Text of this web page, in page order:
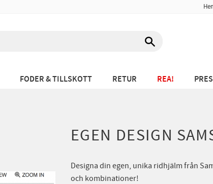
FODER & TILLSKOTT RETUR REA!
EGEN DESIGN
Designa din egen, unika ridhjälm från
och kombinationer!